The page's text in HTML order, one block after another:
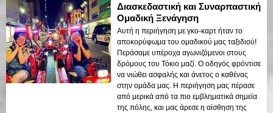
Διασκεδαστική και Συναρπαστική
Ομαδική Ξενάγηση
Αυτή η περιήγηση με γκο-καρτ ήταν το
αποκορύφωμα του ομαδικού μας ταξιδιού!
Περάσαμε υπέροχα αγωνιζόμενοι στους
δρόμους του Τόκιο μαζί. Ο οδηγός φρόντισε
να νιώθει ασφαλής και άνετος ο καθένας
στην ομάδα μας. Η περιήγηση μας πέρασε
από μερικά από τα πιο εμβληματικά σημεία
της πόλης, και μας άρεσε η αίσθηση της